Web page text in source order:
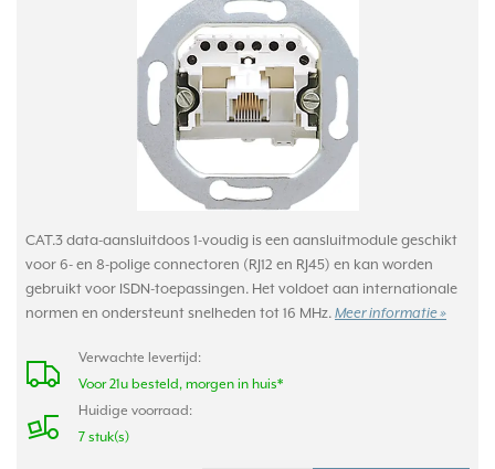
CAT.3 data-aansluitdoos 1-voudig is een aansluitmodule geschikt
voor 6- en 8-polige connectoren (RJ12 en RJ45) en kan worden
gebruikt voor ISDN-toepassingen. Het voldoet aan internationale
normen en ondersteunt snelheden tot 16 MHz. Meer informatie »
Verwachte levertijd:
Voor 21u besteld, morgen in huis*
Huidige voorraad:
7 stuk(s)